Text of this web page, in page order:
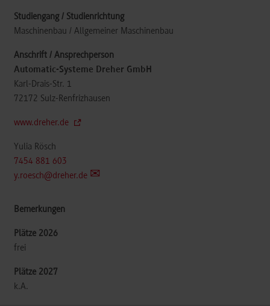
Maschinenbau / Allgemeiner Maschinenbau
Automatic-Systeme Dreher GmbH
Karl-Drais-Str. 1
72172 Sulz-Renfrizhausen
www.dreher.de
Yulia Rösch
7454 881 603
y.roesch@dreher.de
frei
k.A.